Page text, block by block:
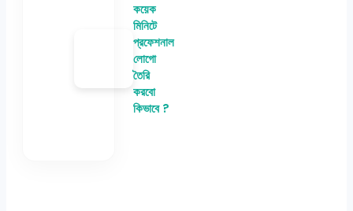
কয়েক
মিনিটে
প্রফেশনাল
লোগো
তৈরি
করবো
কিভাবে ?